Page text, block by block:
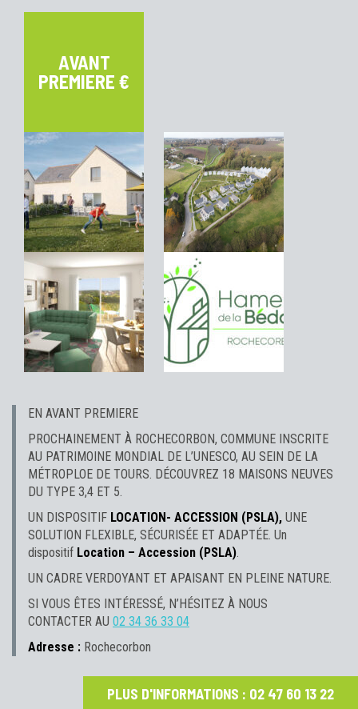
AVANT
PREMIERE €
EN AVANT PREMIERE
PROCHAINEMENT À ROCHECORBON, COMMUNE INSCRITE
AU PATRIMOINE MONDIAL DE L’UNESCO, AU SEIN DE LA
MÉTROPLOE DE TOURS. DÉCOUVREZ 18 MAISONS NEUVES
DU TYPE 3,4 ET 5.
UN DISPOSITIF LOCATION- ACCESSION (PSLA), UNE
SOLUTION FLEXIBLE, SÉCURISÉE ET ADAPTÉE. Un
dispositif Location – Accession (PSLA)
UN CADRE VERDOYANT ET APAISANT EN PLEINE NATURE.
SI VOUS ÊTES INTÉRESSÉ, N’HÉSITEZ À NOUS
CONTACTER AU 02 34 36 33 04
Adresse : Rochecorbon
PLUS D'INFORMATIONS : 02 47 60 13 22